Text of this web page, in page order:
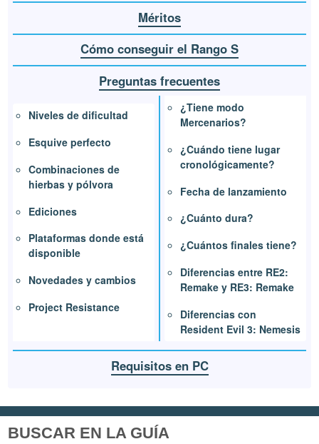
Méritos
Cómo conseguir el Rango S
Preguntas frecuentes
Niveles de dificultad
Esquive perfecto
Combinaciones de
hierbas y pólvora
Ediciones
Plataformas donde está
disponible
Novedades y cambios
Project Resistance
¿Tiene modo
Mercenarios?
¿Cuándo tiene lugar
cronológicamente?
Fecha de lanzamiento
¿Cuánto dura?
¿Cuántos finales tiene?
Diferencias entre RE2:
Remake y RE3: Remake
Diferencias con
Resident Evil 3: Nemesis
Requisitos en PC
BUSCAR EN LA GUÍA